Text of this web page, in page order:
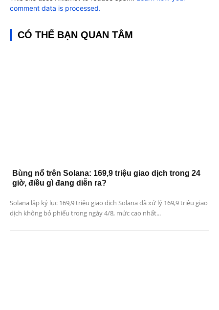
comment data is processed.
CÓ THỂ BẠN QUAN TÂM
Bùng nổ trên Solana: 169,9 triệu giao dịch trong 24
giờ, điều gì đang diễn ra?
Solana lập kỷ lục 169,9 triệu giao dịch Solana đã xử lý 169,9 triệu giao
dịch không bỏ phiếu trong ngày 4/8, mức cao nhất...